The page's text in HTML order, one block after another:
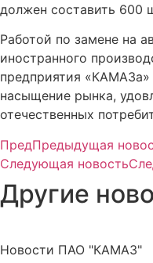
должен составить 600
Работой по замене на
иностранного
предприятия «КАМАЗа»
насыщение рынка,
отечественных
ПредПредыдущая
Следующая новость
Другие
Новости ПАО "КАМАЗ"